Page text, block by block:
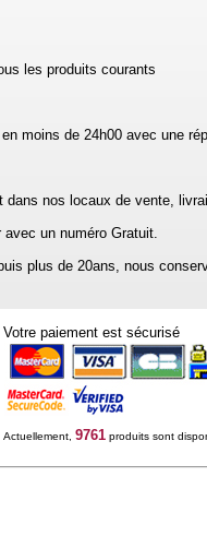
les produits courants
moins de 24h00 avec une
nos locaux de vente,
un numéro Gratuit.
plus de 20ans, nous
Votre paiement est sécurisé
Actuellement, 9761produits sont